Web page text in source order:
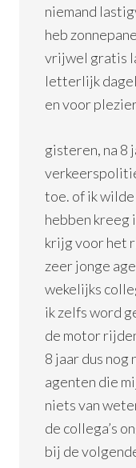
niemand
heb
vrijwel gratis
letterlijk
en voor
gisteren, na 8
toe. of ik
hebben kreeg
krijg voor het
zeer jonge
wekelijks
ik zelfs word
de motor
8 jaar dus nog
agenten die
niets van
de collega’s
bij de